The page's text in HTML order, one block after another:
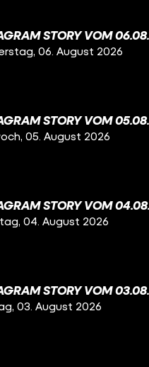
STORY VOM
06. August 2026
STORY VOM
05. August 2026
STORY VOM
04. August 2026
STORY VOM
03. August 2026